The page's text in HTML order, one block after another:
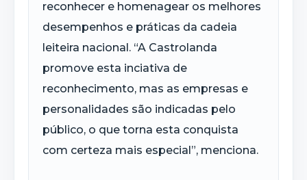
reconhecer e homenagear os melhores
desempenhos e práticas da cadeia
leiteira nacional. “A Castrolanda
promove esta inciativa de
reconhecimento, mas as empresas e
personalidades são indicadas pelo
público, o que torna esta conquista
com certeza mais especial”, menciona.